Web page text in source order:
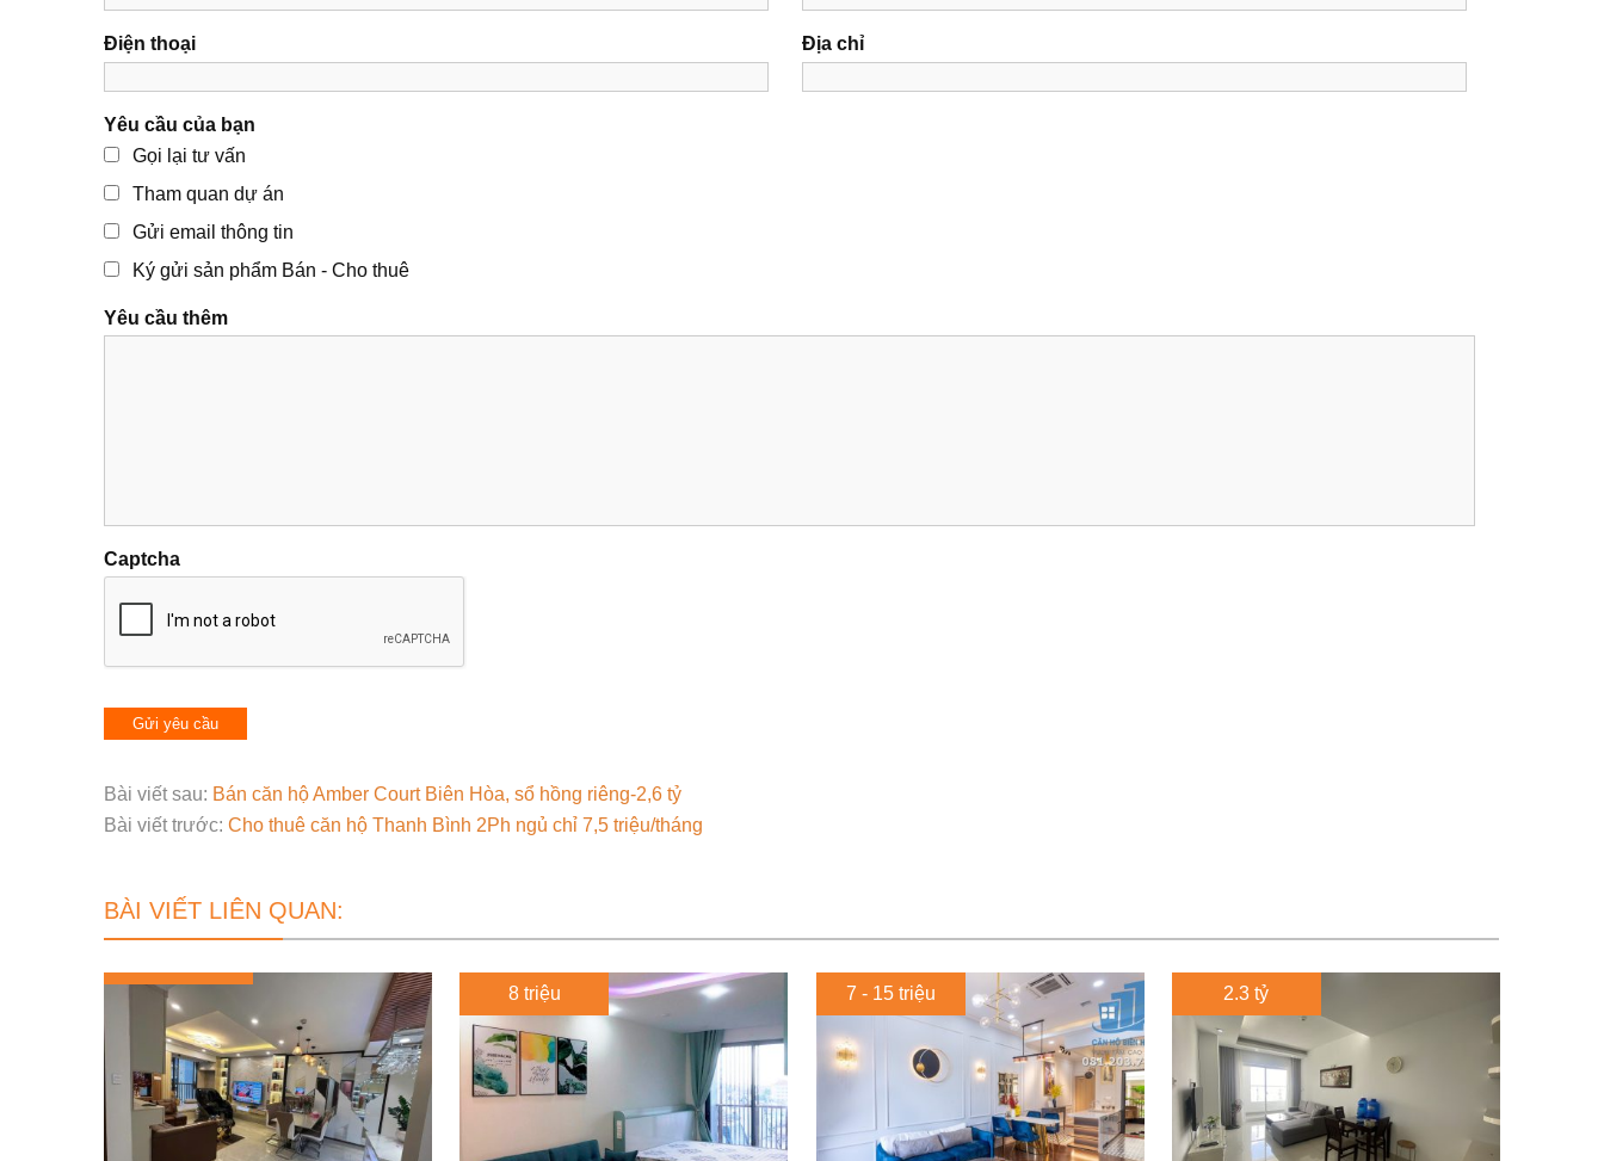
Điện thoại Địa chỉ
Yêu cầu của bạn
Gọi lại tư vấn
Tham quan dự án
Gửi email thông tin
Ký gửi sản phẩm Bán - Cho thuê
Yêu cầu thêm
Captcha
Bài viết sau: Bán căn hộ Amber Court Biên Hòa, sổ hồng riêng-2,6 tỷ
Bài viết trước: Cho thuê căn hộ Thanh Bình 2Ph ngủ chỉ 7,5 triệu/tháng
BÀI VIẾT LIÊN QUAN:
8 triệu 7 - 15 triệu 2.3 tỷ